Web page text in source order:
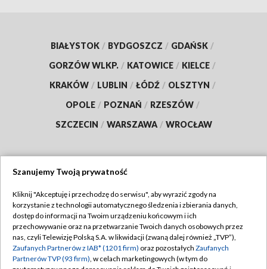
BIAŁYSTOK / BYDGOSZCZ / GDAŃSK /
GORZÓW WLKP. / KATOWICE / KIELCE /
KRAKÓW / LUBLIN / ŁÓDŹ / OLSZTYN /
OPOLE / POZNAŃ / RZESZÓW /
SZCZECIN / WARSZAWA / WROCŁAW
TVP
Abonament TVP
Emisja w TVP
Centrum informacji TVP
Regulamin TVP
Polityka prywatności
Szanujemy Twoją prywatność
Kliknij "Akceptuję i przechodzę do serwisu", aby wyrazić zgody na
korzystanie z technologii automatycznego śledzenia i zbierania danych,
dostęp do informacji na Twoim urządzeniu końcowym i ich
przechowywanie oraz na przetwarzanie Twoich danych osobowych przez
nas, czyli Telewizję Polską S.A. w likwidacji (zwaną dalej również „TVP”),
Zaufanych Partnerów z IAB* (1201 firm) oraz pozostałych Zaufanych
Partnerów TVP (93 firm), w celach marketingowych (w tym do